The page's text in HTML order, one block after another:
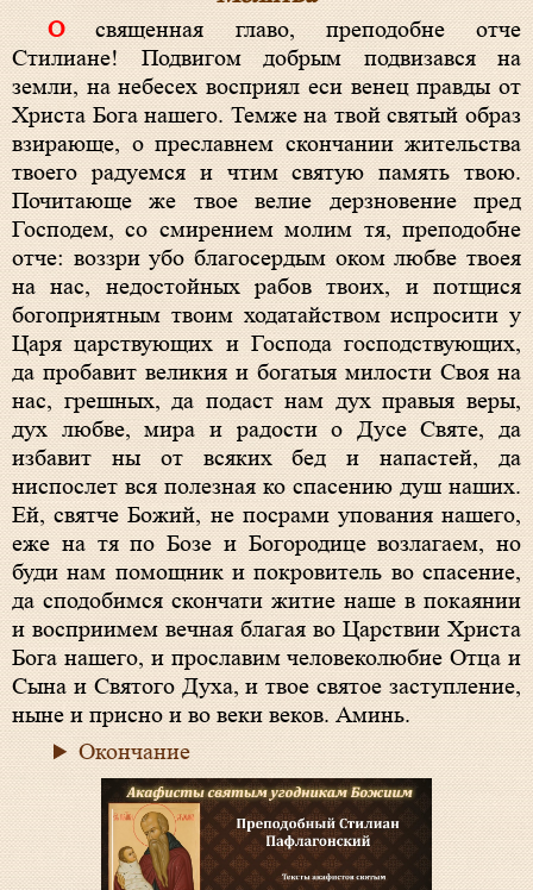
О священная главо, преподобне отче
Стилиане! Подвигом добрым подвизався на
земли, на небесех восприял еси венец правды от
Христа Бога нашего. Темже на твой святый образ
взирающе, о преславнем скончании жительства
твоего радуемся и чтим святую память твою.
Почитающе же твое велие дерзновение пред
Господем, со смирением молим тя, преподобне
отче: воззри убо благосердым оком любве твоея
на нас, недостойных рабов твоих, и потщися
богоприятным твоим ходатайством испросити у
Царя царствующих и Господа господствующих,
да пробавит великия и богатыя милости Своя на
нас, грешных, да подаст нам дух правыя веры,
дух любве, мира и радости о Дусе Святе, да
избавит ны от всяких бед и напастей, да
ниспослет вся полезная ко спасению душ наших.
Ей, святче Божий, не посрами упования нашего,
еже на тя по Бозе и Богородице возлагаем, но
буди нам помощник и покровитель во спасение,
да сподобимся скончати житие наше в покаянии
и восприимем вечная благая во Царствии Христа
Бога нашего, и прославим человеколюбие Отца и
Сына и Святого Духа, и твое святое заступление,
ныне и присно и во веки веков. Аминь.
Окончание